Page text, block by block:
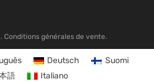
. Conditions générales de vente.
Deutsch
Suomi
語
Italiano